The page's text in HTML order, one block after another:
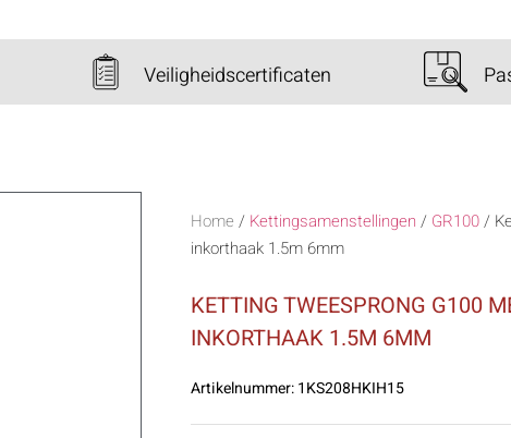
Veiligheidscertificaten
Home / Kettingsamenstellingen / GR100/
inkorthaak 1.5m 6mm
KETTING TWEESPRONG G100
INKORTHAAK 1.5M 6MM
Artikelnummer:1KS208HKIH15